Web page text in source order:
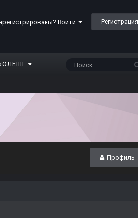
Войти Регистрация
Профиль